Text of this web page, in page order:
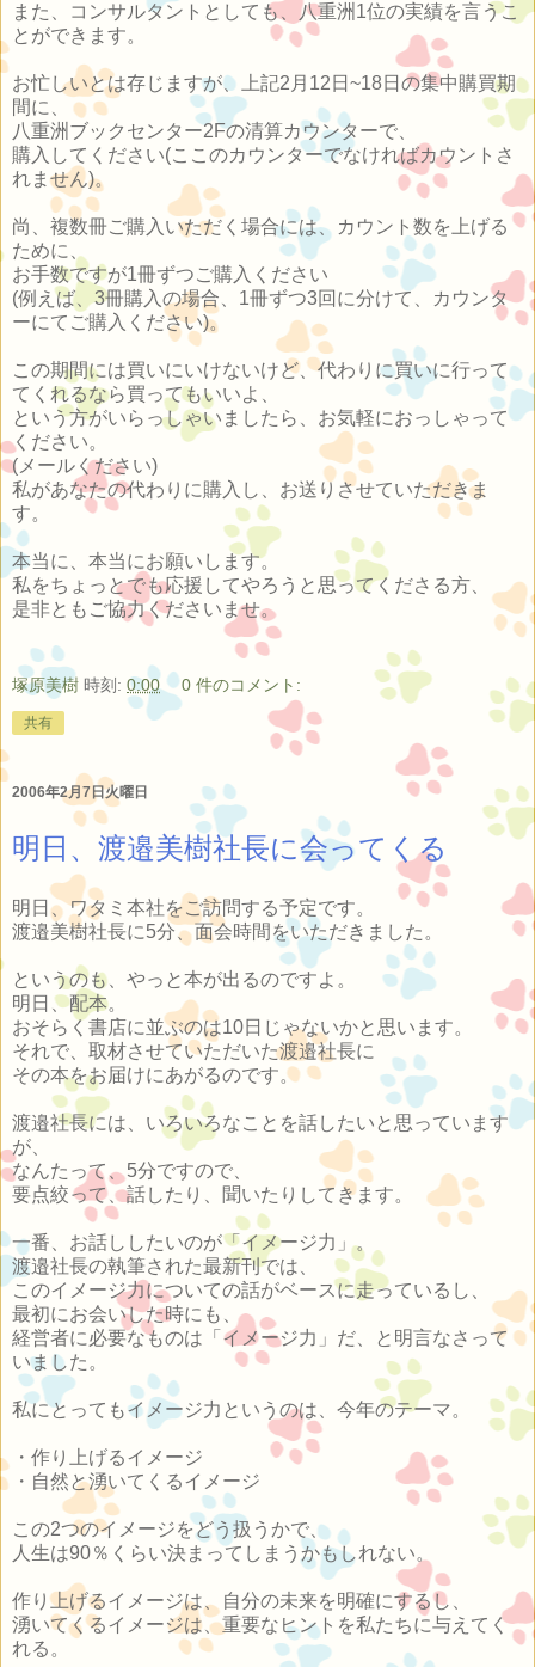
また、コンサルタントとしても、八重洲1位の実績を言うこ
とができます。
お忙しいとは存じますが、上記2月12日~18日の集中購買期
間に、
八重洲ブックセンター2Fの清算カウンターで、
購入してください(ここのカウンターでなければカウントさ
れません)。
尚、複数冊ご購入いただく場合には、カウント数を上げる
ために、
お手数ですが1冊ずつご購入ください
(例えば、3冊購入の場合、1冊ずつ3回に分けて、カウンタ
ーにてご購入ください)。
この期間には買いにいけないけど、代わりに買いに行って
てくれるなら買ってもいいよ、
という方がいらっしゃいましたら、お気軽におっしゃって
ください。
(メールください)
私があなたの代わりに購入し、お送りさせていただきま
す。
本当に、本当にお願いします。
私をちょっとでも応援してやろうと思ってくださる方、
是非ともご協力くださいませ。
塚原美樹 時刻: 0:00 0 件のコメント:
共有
2006年2月7日火曜日
明日、渡邉美樹社長に会ってくる
明日、ワタミ本社をご訪問する予定です。
渡邉美樹社長に5分、面会時間をいただきました。
というのも、やっと本が出るのですよ。
明日、配本。
おそらく書店に並ぶのは10日じゃないかと思います。
それで、取材させていただいた渡邉社長に
その本をお届けにあがるのです。
渡邉社長には、いろいろなことを話したいと思っています
が、
なんたって、5分ですので、
要点絞って、話したり、聞いたりしてきます。
一番、お話ししたいのが「イメージ力」。
渡邉社長の執筆された最新刊では、
このイメージ力についての話がベースに走っているし、
最初にお会いした時にも、
経営者に必要なものは「イメージ力」だ、と明言なさって
いました。
私にとってもイメージ力というのは、今年のテーマ。
・作り上げるイメージ
・自然と湧いてくるイメージ
この2つのイメージをどう扱うかで、
人生は90％くらい決まってしまうかもしれない。
作り上げるイメージは、自分の未来を明確にするし、
湧いてくるイメージは、重要なヒントを私たちに与えてく
れる。